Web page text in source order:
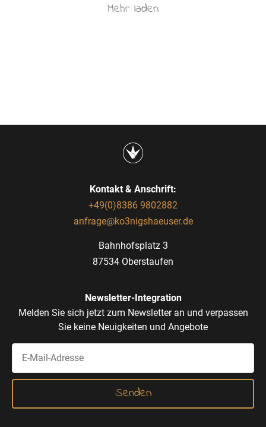
Mehr laden
Kontakt & Anschrift:
+49(0)8386 9802882
anfrage@ko3nigshaeuser.de
Bahnhofsplatz 3
87534 Oberstaufen
Newsletter-Integration
Melden Sie sich jetzt zum Newsletter an und verpassen
Sie keine Neuigkeiten und Angebote